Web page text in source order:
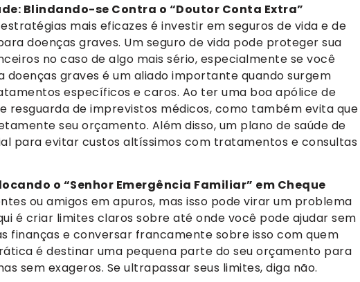
Blindando-se Contra o “Doutor Conta Extra”
mais eficazes é investir em seguros de vida e de
doenças graves. Um seguro de vida pode proteger sua
no caso de algo mais sério, especialmente se você
doenças graves é um aliado importante quando surgem
específicos e caros. Ao ter uma boa apólice de
resguarda de imprevistos médicos, como também evita que
seu orçamento. Além disso, um plano de saúde de
para evitar custos altíssimos com tratamentos e consultas
o “Senhor Emergência Familiar” em Cheque
ou amigos em apuros, mas isso pode virar um problema
é criar limites claros sobre até onde você pode ajudar sem
finanças e conversar francamente sobre isso com quem
é destinar uma pequena parte do seu orçamento para
sem exageros. Se ultrapassar seus limites, diga não.